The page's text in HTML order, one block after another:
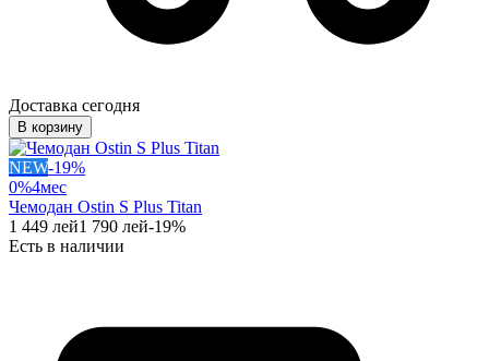
Доставка сегодня
В корзину
NEW-19%
0%4мес
Чемодан Ostin S Plus Titan
1 449 лей1 790 лей-19%
Есть в наличии